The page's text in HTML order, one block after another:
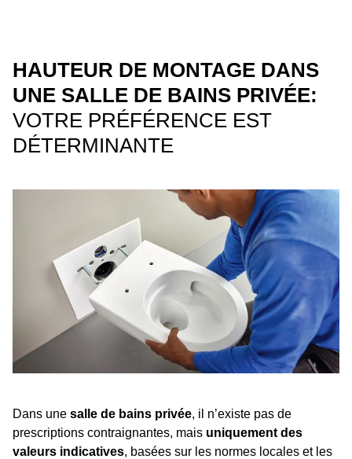
HAUTEUR DE MONTAGE DANS
UNE SALLE DE BAINS PRIVÉE:
VOTRE PRÉFÉRENCE EST
DÉTERMINANTE
Dans une salle de bains privée, il n’existe pas de
prescriptions contraignantes, mais uniquement des
valeurs indicatives, basées sur les normes locales et les